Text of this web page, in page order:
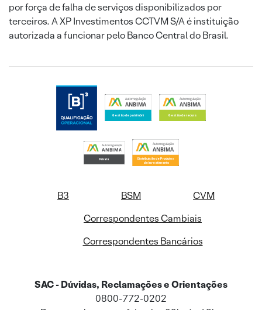
por força de falha de serviços disponibilizados por
terceiros. A XP Investimentos CCTVM S/A é instituição
autorizada a funcionar pelo Banco Central do Brasil.
B3 BSM
CVM
Correspondentes Cambiais
Correspondentes Bancários
SAC - Dúvidas, Reclamações e Orientações
0800-772-0202